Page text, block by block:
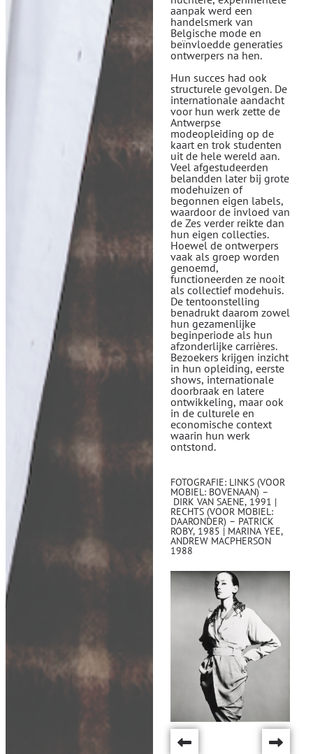
aanpak werd een
handelsmerk van
Belgische mode en
beïnvloedde generaties
ontwerpers na hen.
Hun succes had ook
structurele gevolgen. De
internationale aandacht
voor hun werk zette de
Antwerpse
modeopleiding op de
kaart en trok studenten
uit de hele wereld aan.
Veel afgestudeerden
belandden later bij grote
modehuizen of
begonnen eigen labels,
waardoor de invloed van
de Zes verder reikte dan
hun eigen collecties.
Hoewel de ontwerpers
vaak als groep worden
genoemd,
functioneerden ze nooit
als collectief modehuis.
De tentoonstelling
benadrukt daarom zowel
hun gezamenlijke
beginperiode als hun
afzonderlijke carrières.
Bezoekers krijgen inzicht
in hun opleiding, eerste
shows, internationale
doorbraak en latere
ontwikkeling, maar ook
in de culturele en
economische context
waarin hun werk
ontstond.
FOTOGRAFIE: LINKS (VOOR
MOBIEL: BOVENAAN) –
DIRK VAN SAENE, 1991 |
RECHTS (VOOR MOBIEL:
DAARONDER) – PATRICK
ROBY, 1985 | MARINA YEE,
ANDREW MACPHERSON
1988